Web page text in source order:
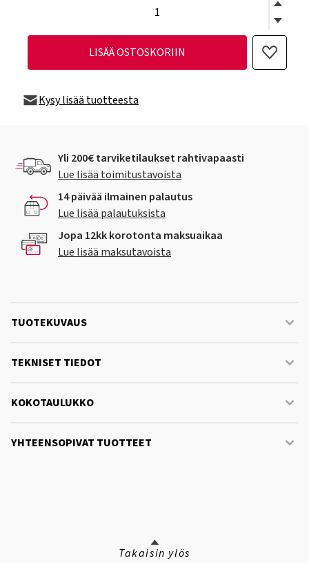
LISÄÄ OSTOSKORIIN
Kysy lisää tuotteesta
Yli 200€ tarviketilaukset rahtivapaasti
Lue lisää toimitustavoista
14 päivää ilmainen palautus
Lue lisää palautuksista
Jopa 12kk korotonta maksuaikaa
Lue lisää maksutavoista
TUOTEKUVAUS
TEKNISET TIEDOT
KOKOTAULUKKO
YHTEENSOPIVAT TUOTTEET
Takaisin ylös